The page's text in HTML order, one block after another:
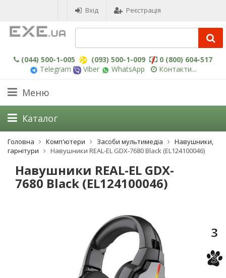
Вхід Реєстрація
(044) 500-1-005 (093) 500-1-009
0 (800) 604-517
Telegram
Viber WhatsApp Контакти...
Меню
Головна Комп'ютери Засоби мультимедіа
Навушники,
гарнітури
Навушники REAL-EL GDX-7680 Black (EL124100046)
Навушники REAL-EL GDX-
7680 Black (EL124100046)
3
3
Каталог